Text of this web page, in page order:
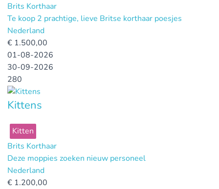
Brits Korthaar
Te koop 2 prachtige, lieve Britse korthaar poesjes
Nederland
€ 1.500,00
01-08-2026
30-09-2026
280
Kittens
Kitten
Brits Korthaar
Deze moppies zoeken nieuw personeel
Nederland
€ 1.200,00